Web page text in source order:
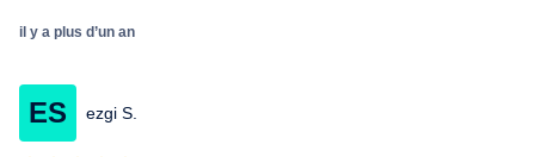
il y a plus d’un an
ES ezgi S.